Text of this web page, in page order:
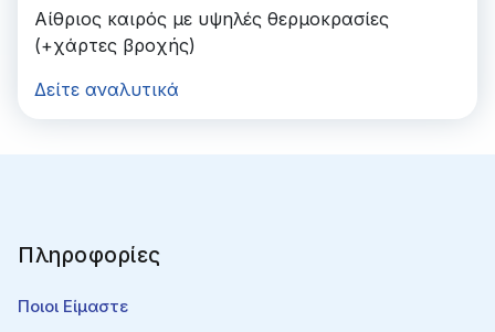
Αίθριος καιρός με υψηλές θερμοκρασίες
(+χάρτες βροχής)
Δείτε αναλυτικά
Πληροφορίες
Ποιοι Είμαστε